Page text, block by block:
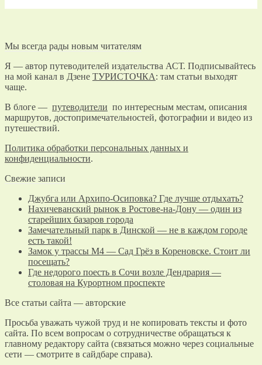
Мы всегда рады новым читателям
Я — автор путеводителей издательства АСТ. Подписывайтесь
на мой канал в Дзене ТУРИСТОЧКА: там статьи выходят
чаще.
В блоге — путеводители по интересным местам, описания
маршрутов, достопримечательностей, фотографии и видео из
путешествий.
Политика обработки персональных данных и
конфиденциальности.
Свежие записи
Джубга или Архипо-Осиповка? Где лучше отдыхать?
Нахичеванский рынок в Ростове-на-Дону — один из
старейших базаров города
Замечательный парк в Динской — не в каждом городе
есть такой!
Замок у трассы М4 — Сад Грёз в Кореновске. Стоит ли
посещать?
Где недорого поесть в Сочи возле Дендрария —
столовая на Курортном проспекте
Все статьи сайта — авторские
Просьба уважать чужой труд и не копировать тексты и фото
сайта. По всем вопросам о сотрудничестве обращаться к
главному редактору сайта (связаться можно через социальные
сети — смотрите в сайдбаре справа).